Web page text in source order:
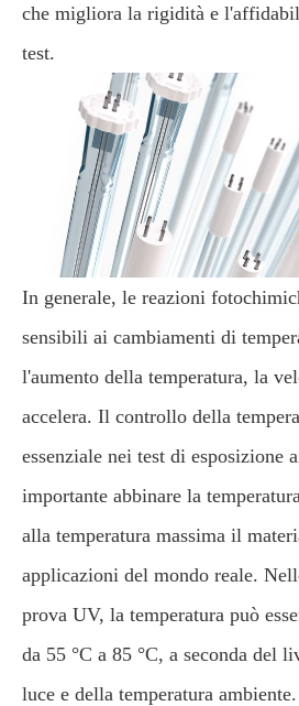
che migliora la rigidità e
test.
In generale, le reazioni
sensibili ai cambiamenti di
l'aumento della temperatura, la
accelera. Il controllo della
essenziale nei test di esposizione
importante abbinare la
alla temperatura massima il
applicazioni del mondo reale.
prova UV, la temperatura può
da 55 °C a 85 °C, a seconda del
luce e della temperatura